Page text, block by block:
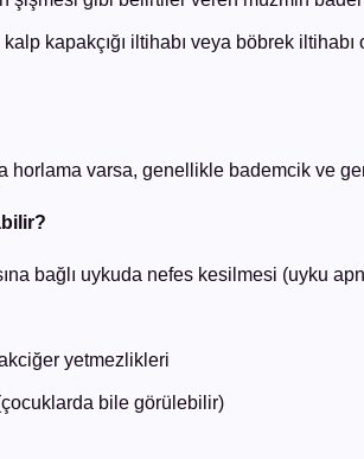
kapakçığı iltihabı veya böbrek
varsa, genellikle bademcik ve
bağlı uykuda nefes kesilmesi (uyku
yetmezlikleri
bile görülebilir)